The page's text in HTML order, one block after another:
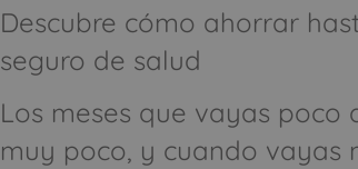
Descubre cómo ahorrar
seguro de salud
Los meses que vayas poco
muy poco, y cuando vayas